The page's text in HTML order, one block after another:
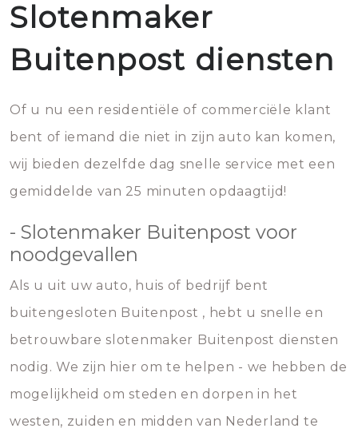
Slotenmaker
Buitenpost diensten
Of u nu een residentiële of commerciële klant
bent of iemand die niet in zijn auto kan komen,
wij bieden dezelfde dag snelle service met een
gemiddelde van 25 minuten opdaagtijd!
- Slotenmaker Buitenpost voor
noodgevallen
Als u uit uw auto, huis of bedrijf bent
buitengesloten Buitenpost , hebt u snelle en
betrouwbare slotenmaker Buitenpost diensten
nodig. We zijn hier om te helpen - we hebben de
mogelijkheid om steden en dorpen in het
westen, zuiden en midden van Nederland te